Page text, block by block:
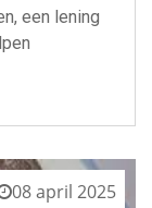
een lening
08 april 2025